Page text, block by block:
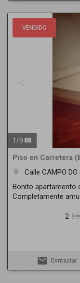
VENDIDO
Previous
1 /9
Piso en Carretera
room
Calle CAMPO
Bonito apartamento
Completamente
2
email Contactar